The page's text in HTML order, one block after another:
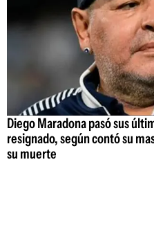
Diego Maradona pasó sus
resignado, según contó su
su muerte